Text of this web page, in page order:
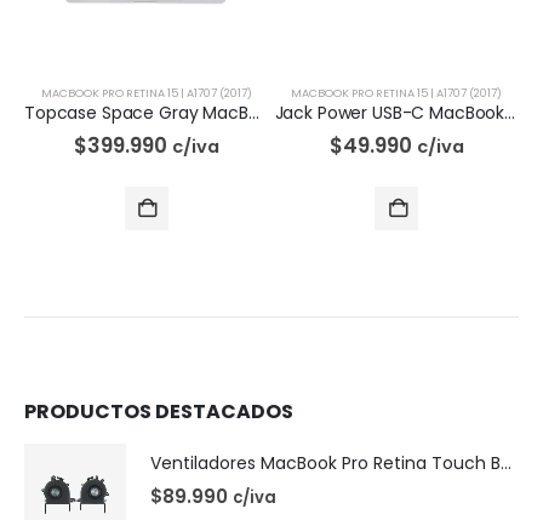
MACBOOK PRO RETINA 15 | A1707 (2017)
Topcase Space Gray MacBook Pro Retina 15 Touch Bar | A1707
$399.990 c/iva
MACBOOK PRO RETINA 15 | A1707 (2017)
Jack Power USB-C MacBook Pro Retina 15 Touch Bar | A1707
$49.990 c/iva
PRODUCTOS DESTACADOS
Ventiladores MacBook Pro Retina Touch Bar 13 | A1706 (2016)
$89.990 c/iva